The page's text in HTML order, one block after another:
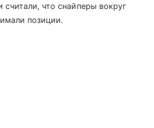
что снайперы вокруг
позиции.